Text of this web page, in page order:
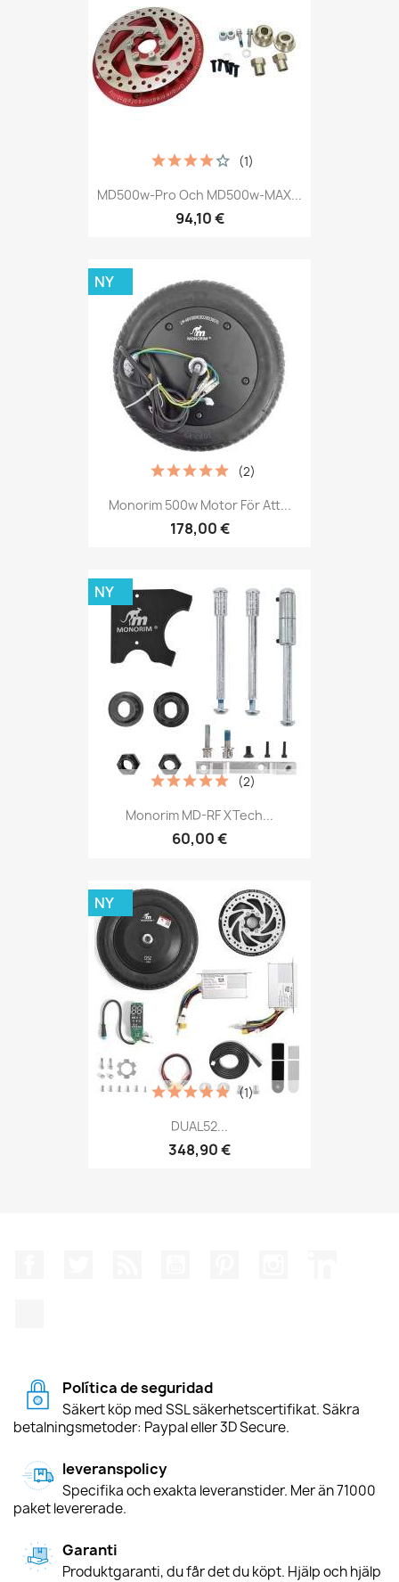
MD500w-Pro Och MD500w-MAX...
94,10 €
(1)
Monorim 500w Motor För Att...
178,00 €
(2)
NY
Monorim MD-RF XTech...
60,00 €
(2)
NY
DUAL52...
348,90 €
(1)
NY
Política de seguridad
Säkert köp med SSL säkerhetscertifikat. Säkra
betalningsmetoder: Paypal eller 3D Secure.
leveranspolicy
Specifika och exakta leveranstider. Mer än 71000
paket levererade.
Garanti
Produktgaranti, du får det du köpt. Hjälp och hjälp